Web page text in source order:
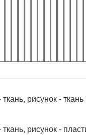
рисунок - ткань
рисунок -